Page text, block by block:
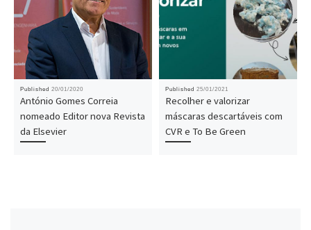
Published 20/01/2020
António Gomes Correia
nomeado Editor nova Revista
da Elsevier
Published 25/01/2021
Recolher e valorizar
máscaras descartáveis com
CVR e To Be Green